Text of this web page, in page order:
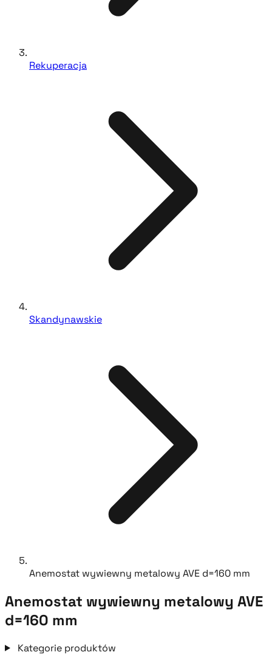
Rekuperacja
Skandynawskie
Anemostat wywiewny metalowy AVE d=160 mm
Anemostat wywiewny metalowy AVE
d=160 mm
Kategorie produktów